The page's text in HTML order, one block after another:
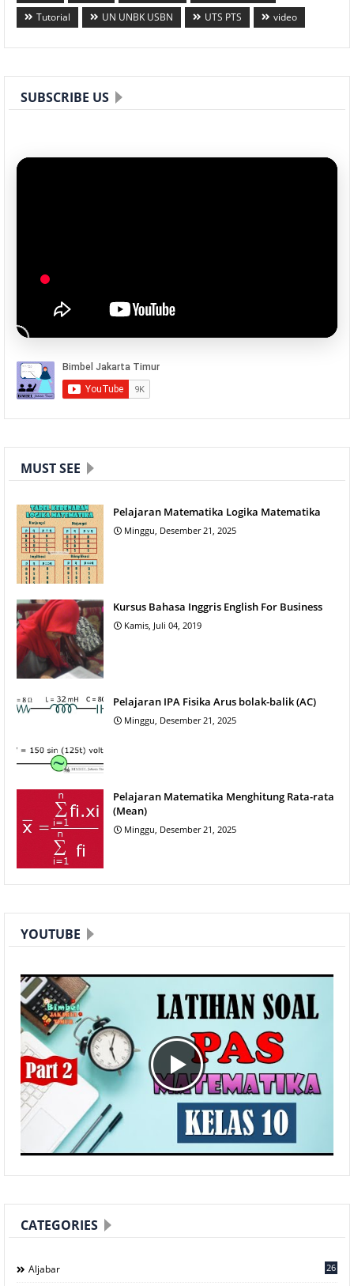
Tutorial
UN UNBK USBN UTS PTS video
SUBSCRIBE US
MUST SEE
Pelajaran Matematika Logika Matematika
Minggu, Desember 21, 2025
Kursus Bahasa Inggris English For Business
Kamis, Juli 04, 2019
Pelajaran IPA Fisika Arus bolak-balik (AC)
Minggu, Desember 21, 2025
Pelajaran Matematika Menghitung Rata-rata
(Mean)
Minggu, Desember 21, 2025
YOUTUBE
CATEGORIES
Aljabar 26